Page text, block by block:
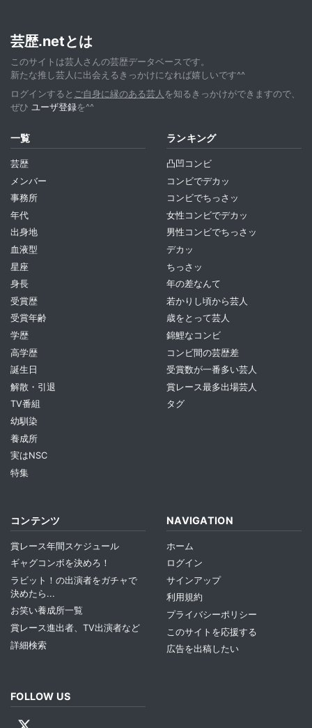
芸歴.netとは
このサイトは芸人さんの芸歴データベースです。
新たな推し芸人に出会えるきっかけになれば嬉しいです^^
ログインすると ご自身に縁のある芸人 を知るきっかけができますので、
ぜひ ユーザ登録を^^
一覧
芸歴
メンバー
事務所
年代
出身地
血液型
星座
身長
受賞歴
受賞年齢
学歴
高学歴
誕生日
解散・引退
TV番組
幼馴染
養成所
実はNSC
特集
ランキング
凸凹コンビ
コンビでデカッ
コンビでちっさッ
女性コンビでデカッ
男性コンビでちっさッ
デカッ
ちっさッ
年の差なんて
若かりし頃から芸人
歳をとって芸人
錦鯉なコンビ
コンビ間の芸歴差
受賞数が一番多い芸人
賞レース最多出場芸人
タグ
コンテンツ
賞レース年間スケジュール
ギャグコンボを決めろ！
ラビット！の出演者をガチャで
決めたら...
お笑い養成所一覧
賞レース進出者、TV出演者など
詳細検索
NAVIGATION
ホーム
ログイン
サインアップ
利用規約
プライバシーポリシー
このサイトを応援する
広告を出稿したい
FOLLOW US